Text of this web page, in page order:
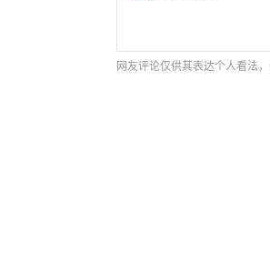
网友评论仅供其表达个人看法